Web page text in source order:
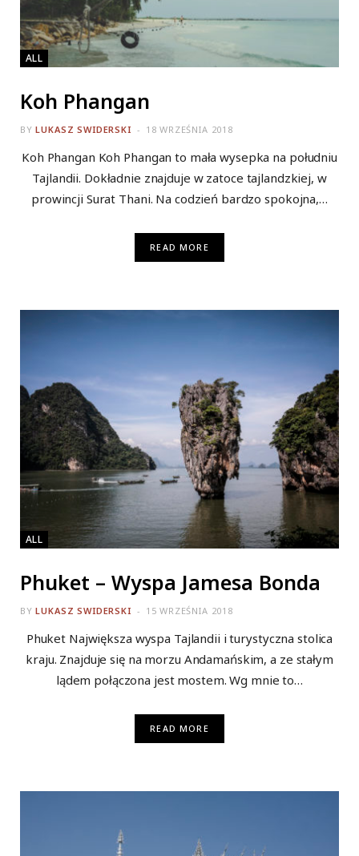
ALL
Koh Phangan
BY LUKASZ SWIDERSKI 18 WRZEŚNIA 2018
Koh Phangan Koh Phangan to mała wysepka na południu
Tajlandii. Dokładnie znajduje w zatoce tajlandzkiej, w
prowincji Surat Thani. Na codzień bardzo spokojna,…
READ MORE
ALL
Phuket – Wyspa Jamesa Bonda
BY LUKASZ SWIDERSKI 15 WRZEŚNIA 2018
Phuket Największa wyspa Tajlandii i turystyczna stolica
kraju. Znajduje się na morzu Andamańskim, a ze stałym
lądem połączona jest mostem. Wg mnie to…
READ MORE